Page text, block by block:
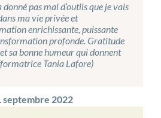
pas mal d’outils que je vais
ma vie privée et
enrichissante, puissante
profonde. Gratitude
sa bonne humeur qui donnent
Tania Lafore)
septembre 2022